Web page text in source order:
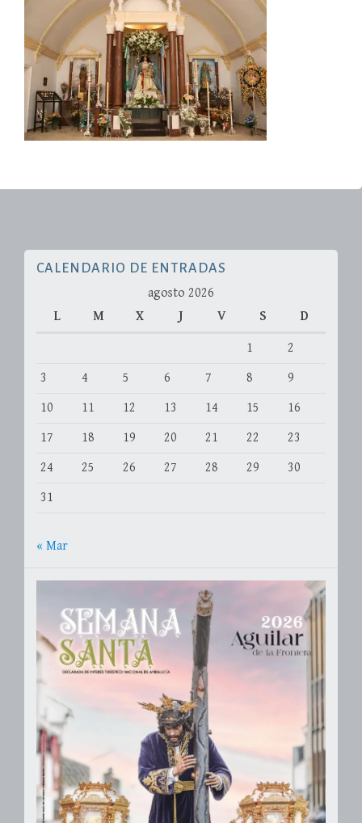
CALENDARIO DE ENTRADAS
agosto 2026
L
M X J V S D
1
2
3
4 5 6 7 8
9
10
11 12 13 14 15
16
17
18 19 20 21 22
23
24
25 26 27 28 29
30
31
« Mar